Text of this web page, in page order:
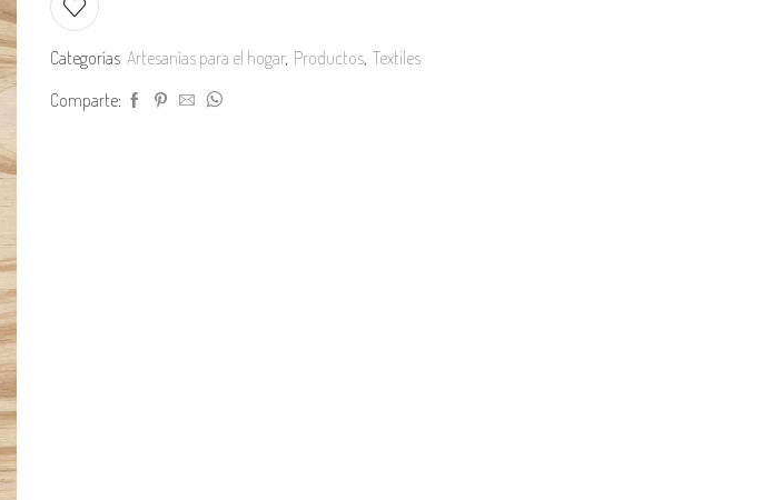
cantidad
Categorías Artesanías para el hogar, Productos, Textiles
Comparte: